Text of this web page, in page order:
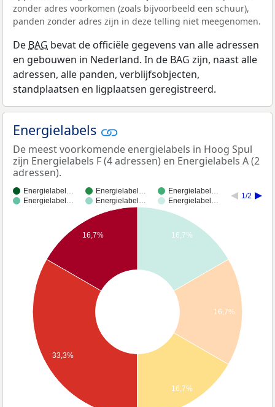
zonder adres voorkomen (zoals bijvoorbeeld een schuur),
panden zonder adres zijn in deze telling niet meegenomen.
De BAG bevat de officiële gegevens van alle adressen
en gebouwen in Nederland. In de BAG zijn, naast alle
adressen, alle panden, verblijfsobjecten,
standplaatsen en ligplaatsen geregistreerd.
Energielabels
De meest voorkomende energielabels in Hoog Spul
zijn Energielabels F (4 adressen) en Energielabels A (2
adressen).
Energielabel… Energielabel…
Energielabel…
Energielabel…
Energielabel… Energielabel…
1/2
16,7%
16,7%
16,7%
33,3%
16,7%